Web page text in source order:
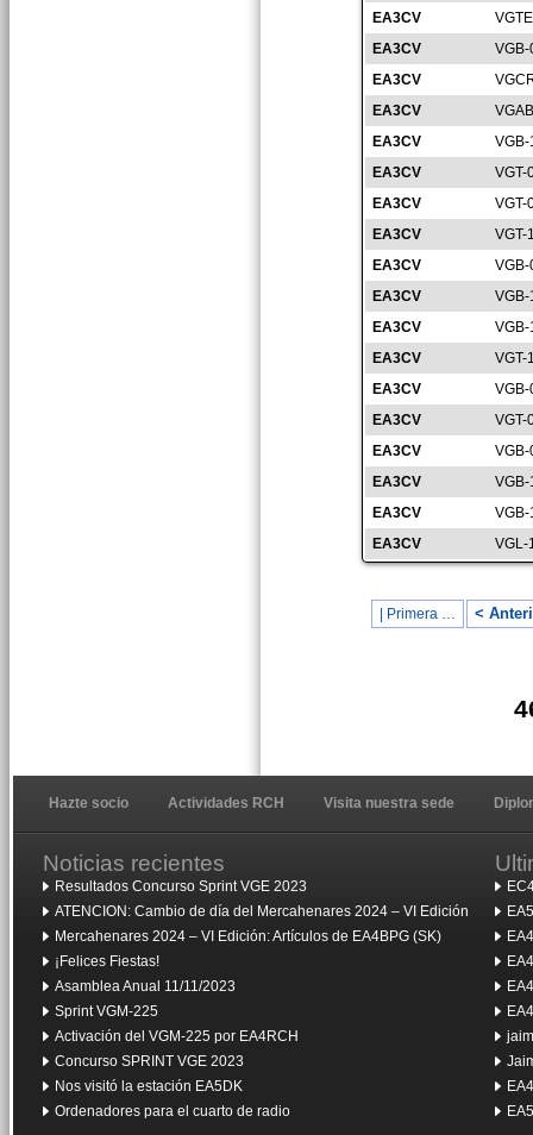
EA3CV
EA3CV
EA3CV
EA3CV
EA3CV
VGB-
EA3CV
VGT-
EA3CV
VGT-
EA3CV
VGT-
EA3CV
EA3CV
EA3CV
EA3CV
VGT-
EA3CV
EA3CV
VGT-
EA3CV
EA3CV
EA3CV
EA3CV
VGL-
| Primera … <
Hazte socio Actividades RCH Visita nuestra sede
Noticias recientes
Resultados Concurso Sprint VGE 2023
ATENCION: Cambio de día del Mercahenares 2024 – VI Edición
Mercahenares 2024 – VI Edición: Artículos de EA4BPG (SK)
¡Felices Fiestas!
Asamblea Anual 11/11/2023
Sprint VGM-225
Activación del VGM-225 por EA4RCH
Concurso SPRINT VGE 2023
Nos visitó la estación EA5DK
Ordenadores para el cuarto de radio